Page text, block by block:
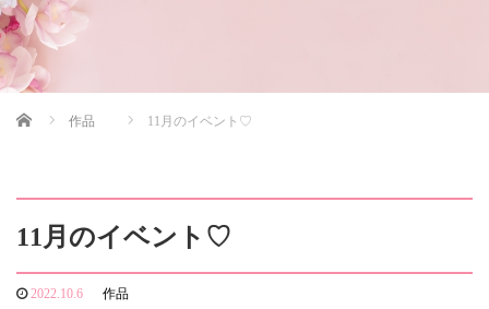
Home 作品 11月のイベント♡
11月のイベント♡
2022.10.6 作品